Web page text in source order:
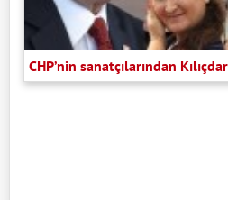
CHP’nin sanatçılarından